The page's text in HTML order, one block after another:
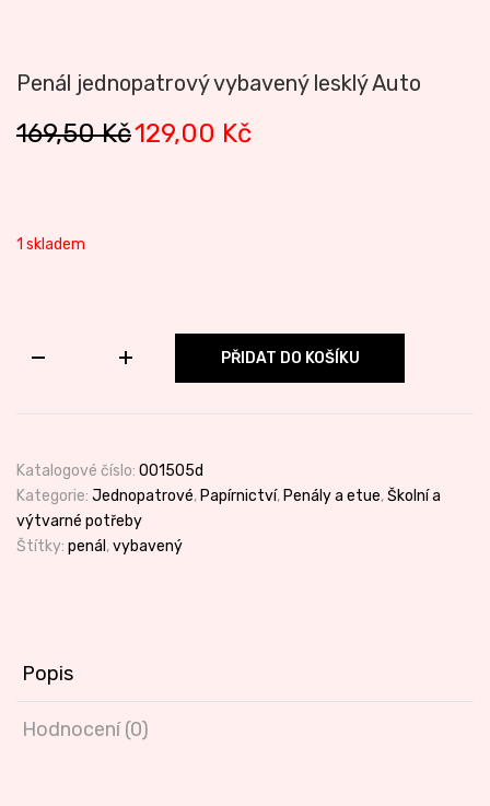
Penál jednopatrový vybavený lesklý Auto
169,50Kč Original
price
129,00 Kč
1 skladem
lesklý
množství
PŘIDAT DO KOŠÍKU
Katalogové číslo: 001505d
Kategorie: Jednopatrové, Papírnictví, Penály a etue,Školní a
výtvarné potřeby
Štítky: penál ,vybavený
Popis
Hodnocení (0)